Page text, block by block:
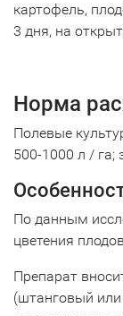
картофель,
3 дня, на
Норма
Полевые
500-1000 л / га;
По данным
цветения
Препарат
(штанговый